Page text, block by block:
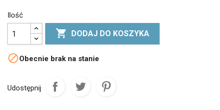
Ilość
 DODAJ DO KOSZYKA
Obecnie brak na stanie
Udostępnij